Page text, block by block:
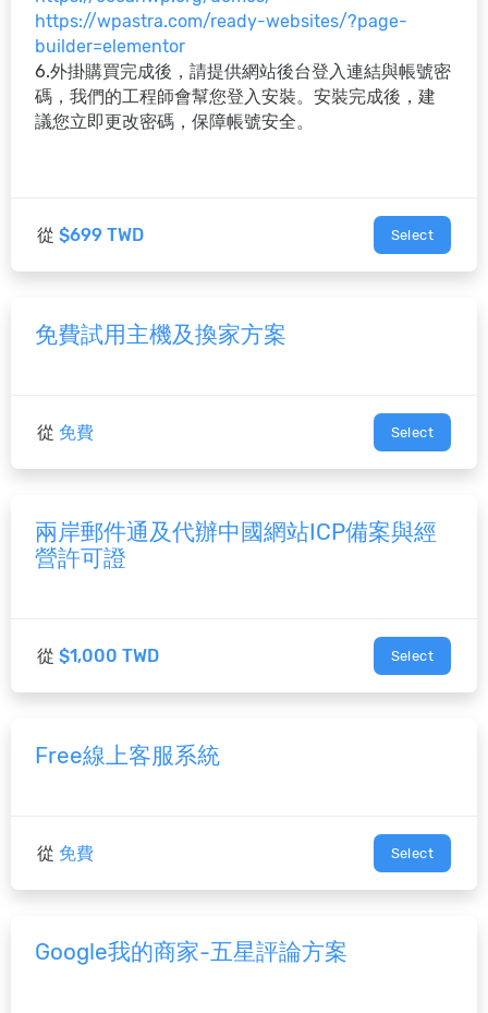
https://wpastra.com/ready-websites/?page-
builder=elementor
6.外掛購買完成後，請提供網站後台登入連結與帳號密
碼，我們的工程師會幫您登入安裝。安裝完成後，建
議您立即更改密碼，保障帳號安全。
從 $699 TWD Select
免費試用主機及換家方案
從 免費 Select
兩岸郵件通及代辦中國網站ICP備案與經
營許可證
從 $1,000 TWD Select
Free線上客服系統
從 免費 Select
Google我的商家-五星評論方案